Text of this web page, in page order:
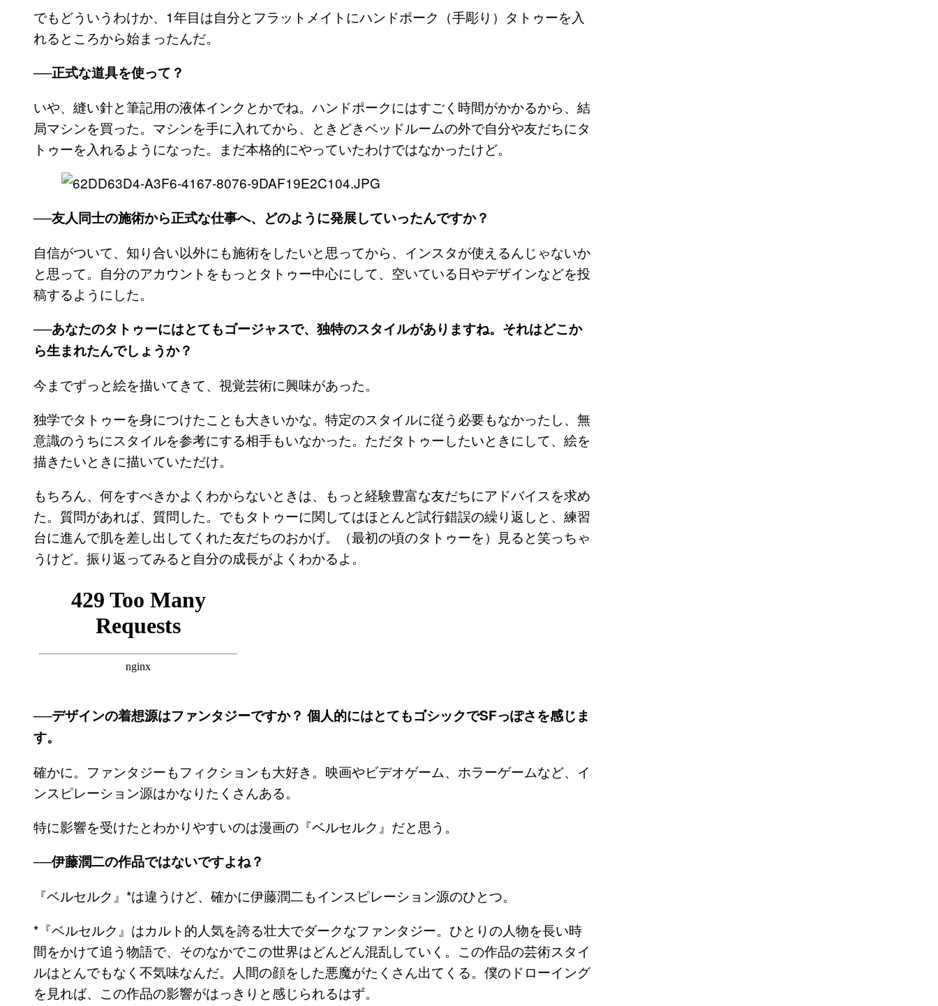
でもどういうわけか、1年目は自分とフラットメイトにハンドポーク（手彫り）タトゥーを入
れるところから始まったんだ。
──正式な道具を使って？
いや、縫い針と筆記用の液体インクとかでね。ハンドポークにはすごく時間がかかるから、結
局マシンを買った。マシンを手に入れてから、ときどきベッドルームの外で自分や友だちにタ
トゥーを入れるようになった。まだ本格的にやっていたわけではなかったけど。
──友人同士の施術から正式な仕事へ、どのように発展していったんですか？
自信がついて、知り合い以外にも施術をしたいと思ってから、インスタが使えるんじゃないか
と思って。自分のアカウントをもっとタトゥー中心にして、空いている日やデザインなどを投
稿するようにした。
──あなたのタトゥーにはとてもゴージャスで、独特のスタイルがありますね。それはどこか
ら生まれたんでしょうか？
今までずっと絵を描いてきて、視覚芸術に興味があった。
独学でタトゥーを身につけたことも大きいかな。特定のスタイルに従う必要もなかったし、無
意識のうちにスタイルを参考にする相手もいなかった。ただタトゥーしたいときにして、絵を
描きたいときに描いていただけ。
もちろん、何をすべきかよくわからないときは、もっと経験豊富な友だちにアドバイスを求め
た。質問があれば、質問した。でもタトゥーに関してはほとんど試行錯誤の繰り返しと、練習
台に進んで肌を差し出してくれた友だちのおかげ。（最初の頃のタトゥーを）見ると笑っちゃ
うけど。振り返ってみると自分の成長がよくわかるよ。
──デザインの着想源はファンタジーですか？ 個人的にはとてもゴシックでSFっぽさを感じま
す。
確かに。ファンタジーもフィクションも大好き。映画やビデオゲーム、ホラーゲームなど、イ
ンスピレーション源はかなりたくさんある。
特に影響を受けたとわかりやすいのは漫画の『ベルセルク』だと思う。
──伊藤潤二の作品ではないですよね？
『ベルセルク』*は違うけど、確かに伊藤潤二もインスピレーション源のひとつ。
*『ベルセルク』はカルト的人気を誇る壮大でダークなファンタジー。ひとりの人物を長い時
間をかけて追う物語で、そのなかでこの世界はどんどん混乱していく。この作品の芸術スタイ
ルはとんでもなく不気味なんだ。人間の顔をした悪魔がたくさん出てくる。僕のドローイング
を見れば、この作品の影響がはっきりと感じられるはず。